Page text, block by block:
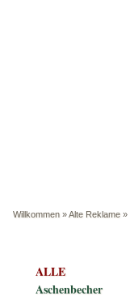
Willkommen »Alte Reklame »
ALLE
Aschenbecher